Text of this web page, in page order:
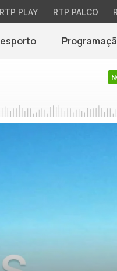
RTP PLAY RTP PALCO